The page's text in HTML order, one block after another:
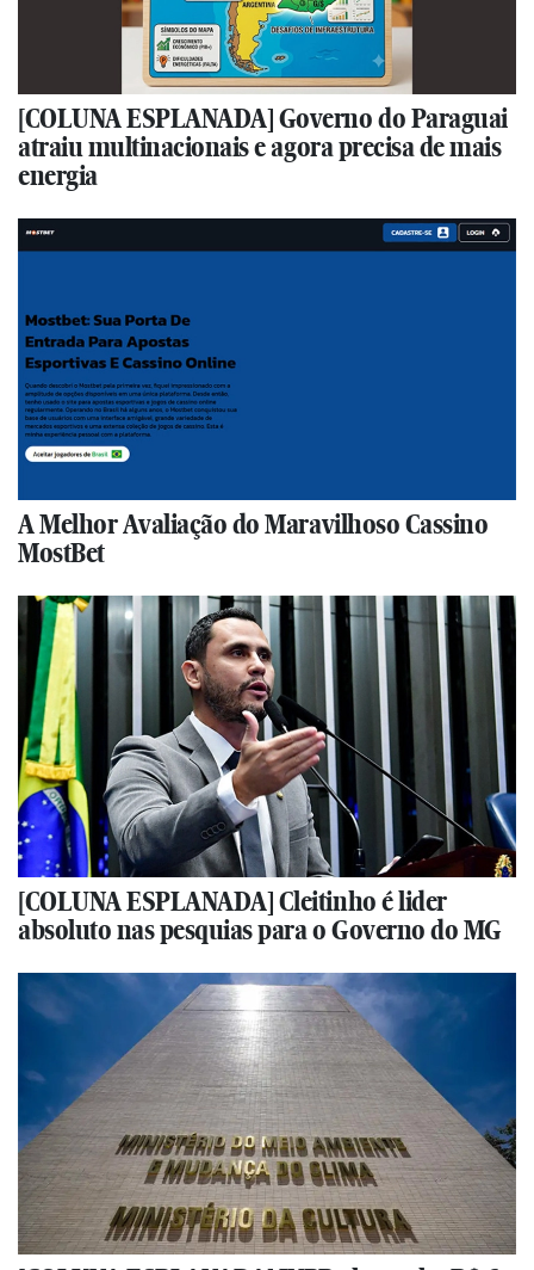
[COLUNA ESPLANADA] Governo do Paraguai
atraiu multinacionais e agora precisa de mais
energia
A Melhor Avaliação do Maravilhoso Cassino
MostBet
[COLUNA ESPLANADA] Cleitinho é lider
absoluto nas pesquias para o Governo do MG